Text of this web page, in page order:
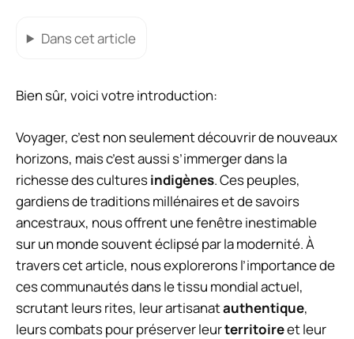
Dans cet article
Bien sûr, voici votre introduction:
Voyager, c’est non seulement découvrir de nouveaux
horizons, mais c’est aussi s’immerger dans la
richesse des culturesindigènes. Ces peuples,
gardiens de traditions millénaires et de savoirs
ancestraux, nous offrent une fenêtre inestimable
sur un monde souvent éclipsé par la modernité. À
travers cet article, nous explorerons l’importance de
ces communautés dans le tissu mondial actuel,
scrutant leurs rites, leur artisanatauthentique,
leurs combats pour préserver leurterritoireet leur